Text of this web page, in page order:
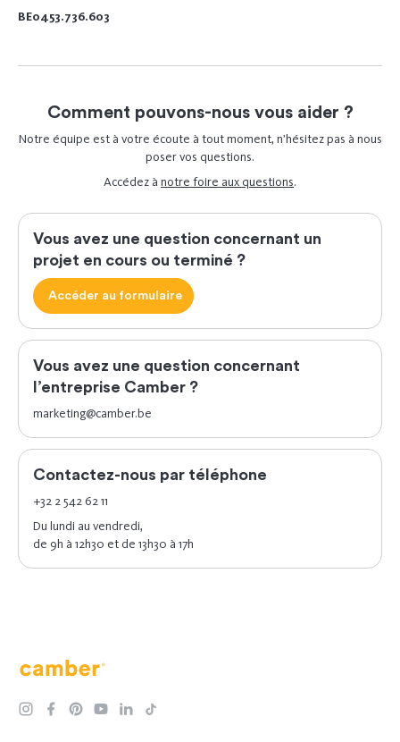
BE0453.736.603
Comment pouvons-nous vous aider ?
Notre équipe est à votre écoute à tout moment, n’hésitez pas à nous
poser vos questions.
Accédez à notre foire aux questions.
Vous avez une question concernant un
projet en cours ou terminé ?
Accéder au formulaire
Vous avez une question concernant
l’entreprise Camber ?
marketing@camber.be
Contactez-nous par téléphone
+32 2 542 62 11
Du lundi au vendredi,
de 9h à 12h30 et de 13h30 à 17h
Camber
instagramfacebookpinterestyoutubelinkedintiktok